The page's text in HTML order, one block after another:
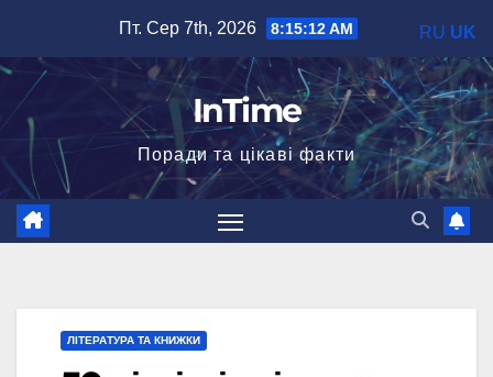
вмісту
Пт. Сер 7th, 2026 8:15:13 AM
InTime
Поради та цікаві факти
ЛІТЕРАТУРА ТА КНИЖКИ
RU UK